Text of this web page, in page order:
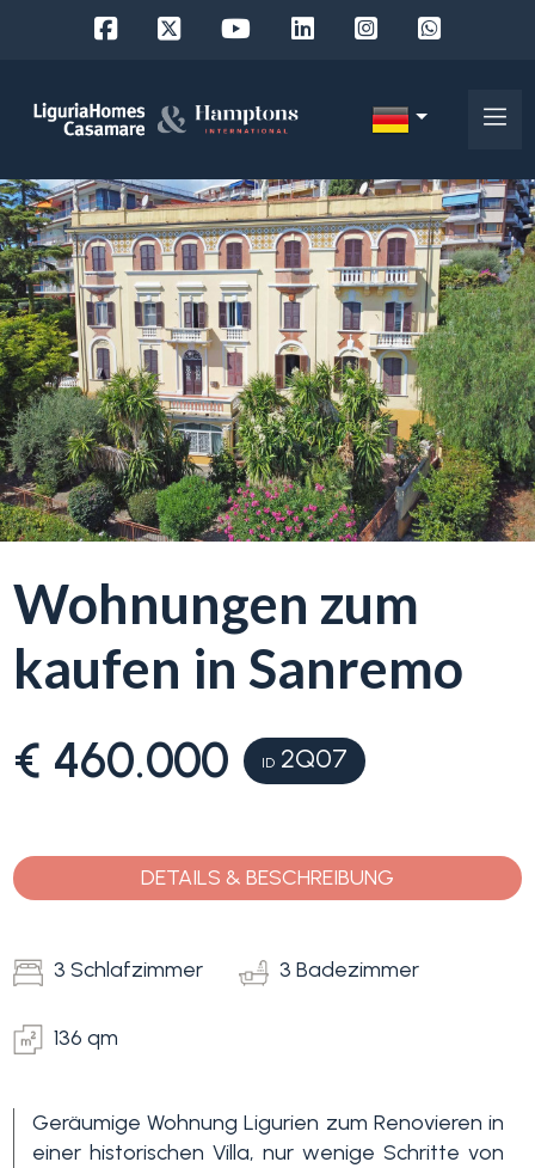
Wohnungen zum
kaufen in Sanremo
€ 460.000 ID 2Q07
DETAILS & BESCHREIBUNG
3 Schlafzimmer 3 Badezimmer
136 qm
Geräumige Wohnung Ligurien zum Renovieren in
einer historischen Villa, nur wenige Schritte von
EN
FR
DE
RU
Über
uns
Unsere
Dienstleistungen
Blumenriviera
Objektsuche
Favoriten
Wo
suchen
Sie?
Provinz
Ort
Immobilientyp
-
Wohnimmobilien
Grundstücke